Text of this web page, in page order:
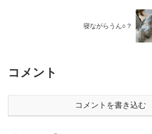
寝ながらうん○？
コメント
コメントを書き込む